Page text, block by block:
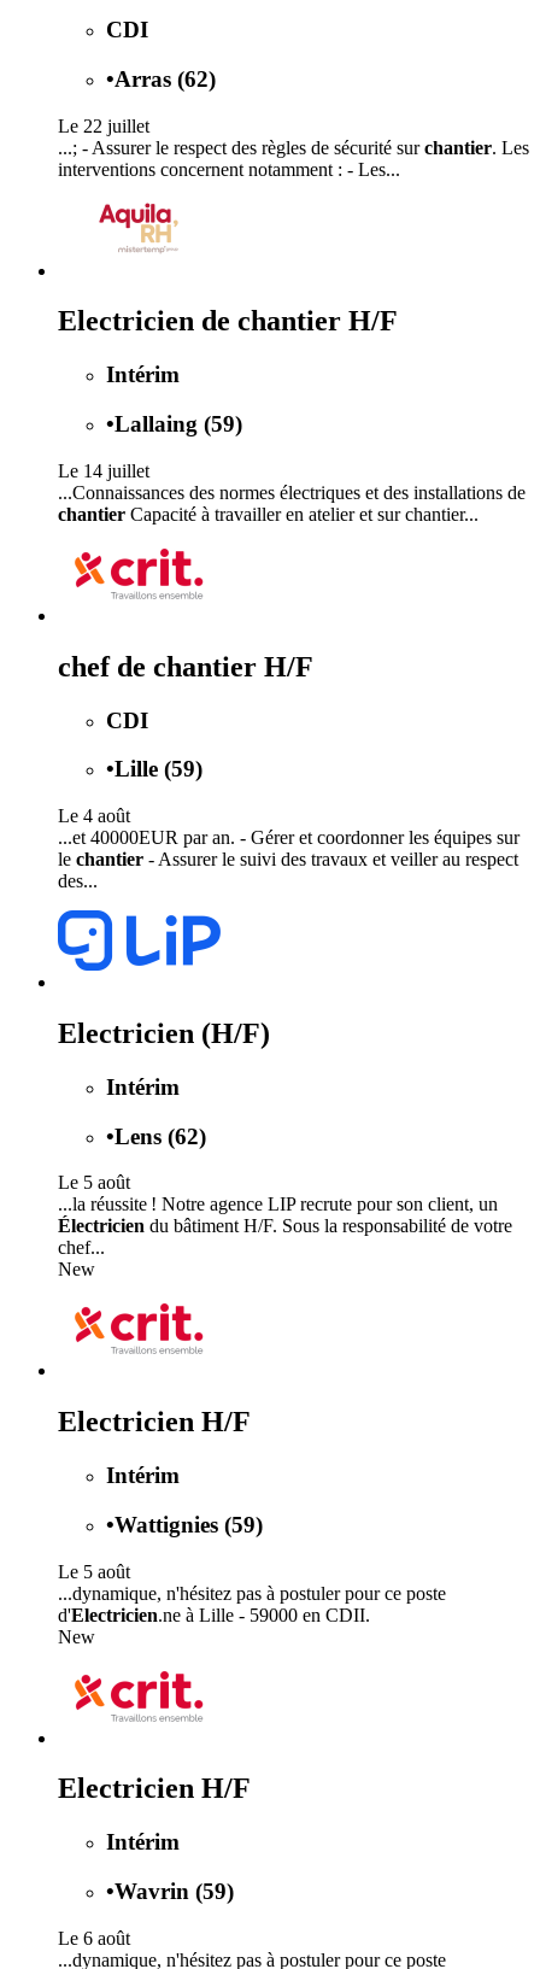
CDI
•Arras (62)
Le 22 juillet
...; - Assurer le respect des règles de sécurité surchantier. Les
interventions concernent notamment : - Les...
Electricien de chantier H/F
Intérim
•Lallaing (59)
Le 14 juillet
...Connaissances des normes électriques et des installations de
chantier Capacité à travailler en atelier et sur chantier...
chef de chantier H/F
CDI
•Lille (59)
Le 4 août
...et 40000EUR par an. - Gérer et coordonner les équipes sur
le chantier - Assurer le suivi des travaux et veiller au respect
des...
Electricien (H/F)
Intérim
•Lens (62)
Le 5 août
...la réussite ! Notre agence LIP recrute pour son client, un
Électricien du bâtiment H/F. Sous la responsabilité de votre
chef...
New
Electricien H/F
Intérim
•Wattignies (59)
Le 5 août
...dynamique, n'hésitez pas à postuler pour ce poste
d'Electricien.ne à Lille - 59000 en CDII.
New
Electricien H/F
Intérim
•Wavrin (59)
Le 6 août
...dynamique, n'hésitez pas à postuler pour ce poste